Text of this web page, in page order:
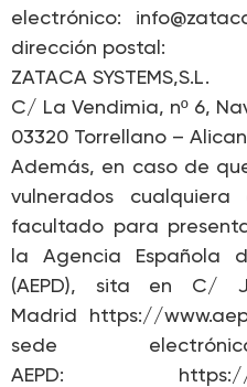
electrónico:
dirección postal:
ZATACA SYSTEMS,S.L.
C/ La Vendimia, nº 6,
03320 Torrellano –
Además, en caso de
vulnerados
facultado para
la Agencia Española
(AEPD), sita en C/
Madrid https://
sede
AEPD: https://